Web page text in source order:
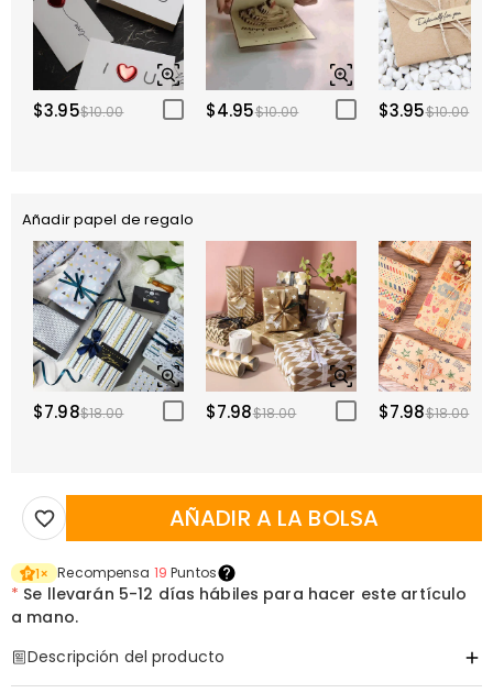
$3.95$10.00 $4.95$10.00 $3.95$10.00
Añadir papel de regalo
$7.98$18.00 $7.98$18.00 $7.98$18.00
AÑADIR A LA BOLSA
1× Recompensa 19 Puntos
* Se llevarán 5-12 días hábiles para hacer este artículo
a mano.
Descripción del producto